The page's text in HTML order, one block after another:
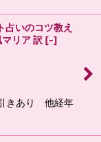
占いのコツ教え
リア 訳 [-]
きあり 他経年